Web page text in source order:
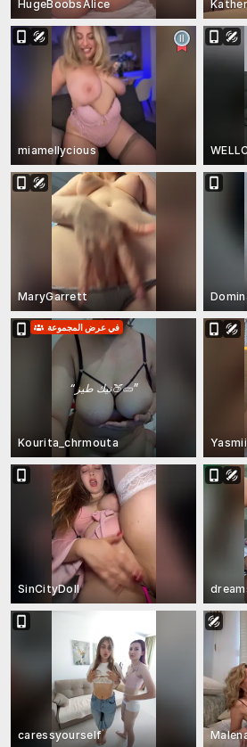
HugeBoobsAlice
miamellycious
MaryGarrett
“ نيك طيز🍑🥒”
في عرض المجموعة
Kourita_chrmouta
SinCityDoll
caressyourself